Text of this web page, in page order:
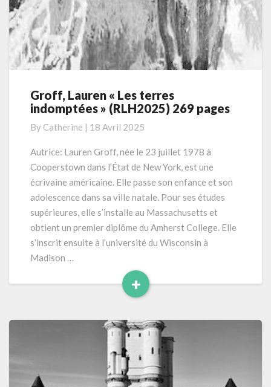
Groff,
Lauren
terres
indomptées »
269
pages
Groff, Lauren « Les terres
indomptées » (RLH2025) 269 pages
By Catherine | 18 Avril 2025
Autrice: Lauren Groff, née le 23 juillet 1978 à
Cooperstown dans l’État de New York, est une
écrivaine américaine. Elle passe son enfance et son
adolescence dans sa ville natale. Pour ses études
supérieures, elle s’installe au Massachusetts et
obtient un premier diplôme du Amherst College. Elle
s’inscrit ensuite à l’université du Wisconsin à
Madison …
+
Read